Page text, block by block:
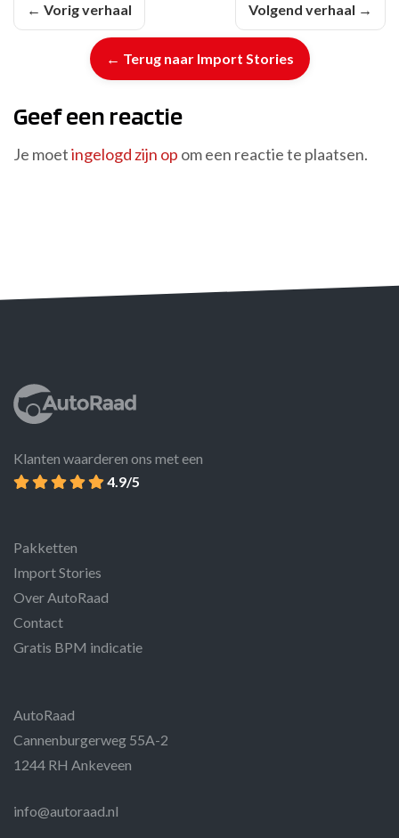
← Vorig verhaal
← Terug naar Import Stories
Volgend verhaal →
Geef een reactie
Je moetingelogd zijn op om een reactie te plaatsen.
Klanten waarderen ons met een
4.9/5
Pakketten
Import Stories
Over AutoRaad
Contact
Gratis BPM indicatie
AutoRaad
Cannenburgerweg 55A-2
1244 RH Ankeveen
info@autoraad.nl